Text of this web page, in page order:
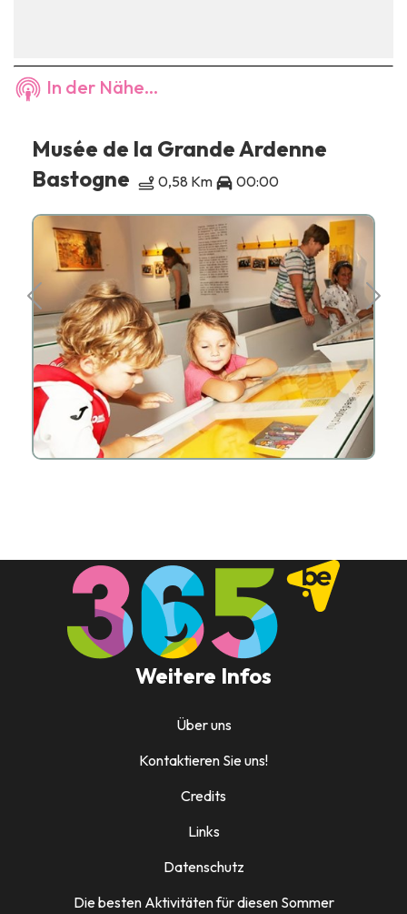
In der Nähe...
Musée de la Grande Ardenne
Bastogne
0,58 Km 00:00
Weitere Infos
Über uns
Kontaktieren Sie uns!
Credits
Links
Datenschutz
Die besten Aktivitäten für diesen Sommer